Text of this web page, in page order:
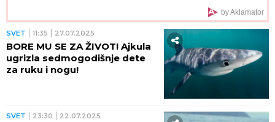
by Aklamator
SVET 11:35 27.07.2025
BORE MU SE ZA ŽIVOT! Ajkula
ugrizla sedmogodišnje dete
za ruku i nogu!
SVET 23:30 22.07.2025